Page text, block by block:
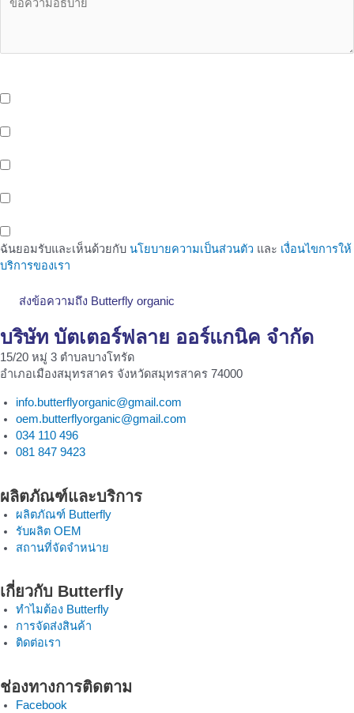
ฉันยอมรับและเห็นด้วยกับ นโยบายความเป็นส่วนตัว และ เงื่อนไขการให้
บริการของเรา
ส่งข้อความถึง Butterfly organic
บริษัท บัตเตอร์ฟลาย ออร์แกนิค จำกัด
15/20 หมู่ 3 ตำบลบางโทรัด
อำเภอเมืองสมุทรสาคร จังหวัดสมุทรสาคร 74000
info.butterflyorganic@gmail.com
oem.butterflyorganic@gmail.com
034 110 496
081 847 9423
ผลิตภัณฑ์และบริการ
ผลิตภัณฑ์ Butterfly
รับผลิต OEM
สถานที่จัดจำหน่าย
เกี่ยวกับ Butterfly
ทำไมต้อง Butterfly
การจัดส่งสินค้า
ติดต่อเรา
ช่องทางการติดตาม
Facebook